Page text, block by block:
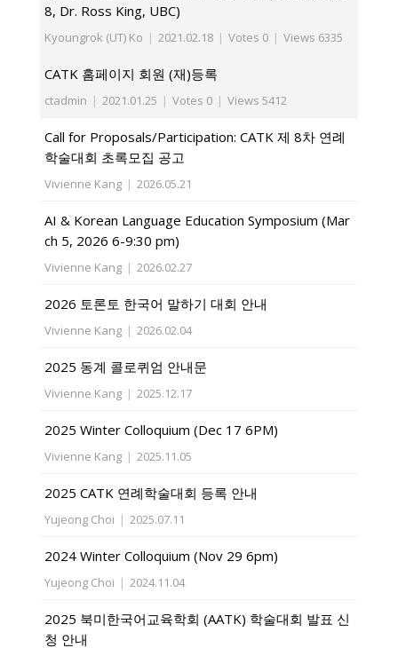
8, Dr. Ross King, UBC)
Kyoungrok (UT) Ko | 2021.02.18 | Votes 0 | Views 6335
CATK 홈페이지 회원 (재)등록
ctadmin | 2021.01.25 | Votes 0 | Views 5412
Call for Proposals/Participation: CATK 제 8차 연례
학술대회 초록모집 공고
Vivienne Kang | 2026.05.21
AI & Korean Language Education Symposium (Mar
ch 5, 2026 6-9:30 pm)
Vivienne Kang | 2026.02.27
2026 토론토 한국어 말하기 대회 안내
Vivienne Kang | 2026.02.04
2025 동계 콜로퀴엄 안내문
Vivienne Kang | 2025.12.17
2025 Winter Colloquium (Dec 17 6PM)
Vivienne Kang | 2025.11.05
2025 CATK 연례학술대회 등록 안내
Yujeong Choi | 2025.07.11
2024 Winter Colloquium (Nov 29 6pm)
Yujeong Choi | 2024.11.04
2025 북미한국어교육학회 (AATK) 학술대회 발표 신
청 안내